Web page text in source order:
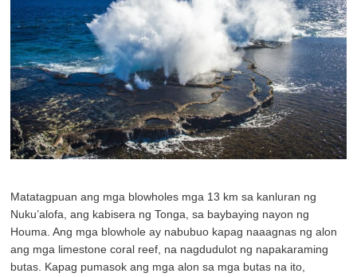
Matatagpuan ang mga blowholes mga 13 km sa kanluran ng
Nuku’alofa, ang kabisera ng Tonga, sa baybaying nayon ng
Houma. Ang mga blowhole ay nabubuo kapag naaagnas ng alon
ang mga limestone coral reef, na nagdudulot ng napakaraming
butas. Kapag pumasok ang mga alon sa mga butas na ito,